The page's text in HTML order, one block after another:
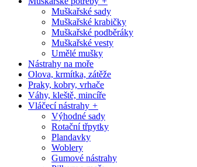
Muškařské sady
Muškařské krabičky
Muškařské podběráky
Muškařské vesty
Umělé mušky
Nástrahy na moře
Olova, krmítka, zátěže
Praky, kobry, vrhače
Váhy, kleště, mincíře
Vláčecí nástrahy +
Výhodné sady
Rotační třpytky
Plandavky
Woblery
Gumové nástrahy